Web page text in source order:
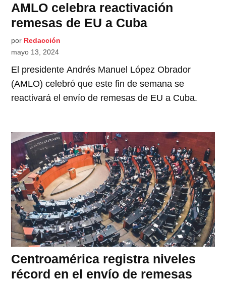
AMLO celebra reactivación
remesas de EU a Cuba
por Redacción
mayo 13, 2024
El presidente Andrés Manuel López Obrador
(AMLO) celebró que este fin de semana se
reactivará el envío de remesas de EU a Cuba.
Centroamérica registra niveles
récord en el envío de remesas